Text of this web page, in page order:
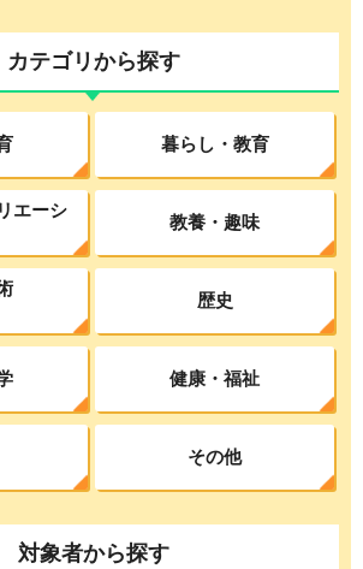
カテゴリから探す
暮らし・教育
エーシ
教養・趣味
歴史
健康・福祉
その他
対象者から探す